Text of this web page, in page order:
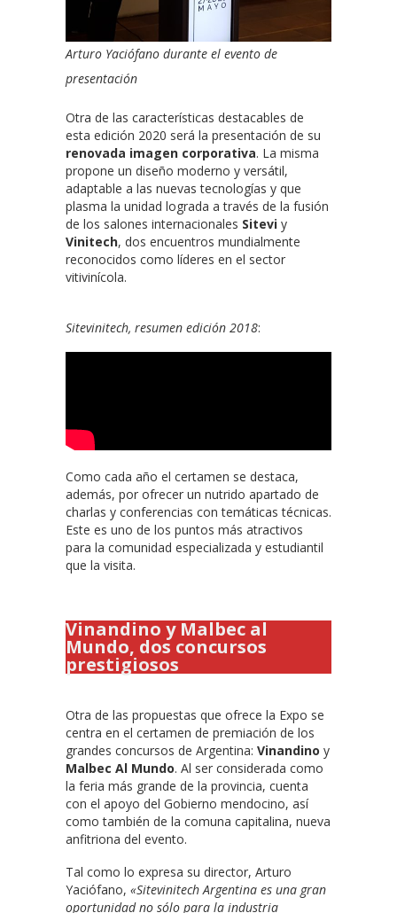
Arturo Yaciófano durante el evento de
presentación
Otra de las características destacables de
esta edición 2020 será la presentación de su
renovada imagen corporativa. La misma
propone un diseño moderno y versátil,
adaptable a las nuevas tecnologías y que
plasma la unidad lograda a través de la fusión
de los salones internacionales Sitevi y
Vinitech, dos encuentros mundialmente
reconocidos como líderes en el sector
vitivinícola.
Sitevinitech, resumen edición 2018:
Como cada año el certamen se destaca,
además, por ofrecer un nutrido apartado de
charlas y conferencias con temáticas técnicas.
Este es uno de los puntos más atractivos
para la comunidad especializada y estudiantil
que la visita.
Vinandino y Malbec al
Mundo, dos concursos
prestigiosos
Otra de las propuestas que ofrece la Expo se
centra en el certamen de premiación de los
grandes concursos de Argentina: Vinandino y
Malbec Al Mundo. Al ser considerada como
la feria más grande de la provincia, cuenta
con el apoyo del Gobierno mendocino, así
como también de la comuna capitalina, nueva
anfitriona del evento.
Tal como lo expresa su director, Arturo
Yaciófano, «Sitevinitech Argentina es una gran
oportunidad no sólo para la industria